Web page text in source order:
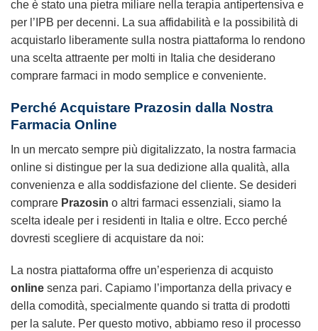
che è stato una pietra miliare nella terapia antipertensiva e
per l’IPB per decenni. La sua affidabilità e la possibilità di
acquistarlo liberamente sulla nostra piattaforma lo rendono
una scelta attraente per molti in Italia che desiderano
comprare farmaci in modo semplice e conveniente.
Perché Acquistare Prazosin dalla Nostra
Farmacia Online
In un mercato sempre più digitalizzato, la nostra farmacia
online si distingue per la sua dedizione alla qualità, alla
convenienza e alla soddisfazione del cliente. Se desideri
comprare Prazosin o altri farmaci essenziali, siamo la
scelta ideale per i residenti in Italia e oltre. Ecco perché
dovresti scegliere di acquistare da noi:
La nostra piattaforma offre un’esperienza di acquisto
online senza pari. Capiamo l’importanza della privacy e
della comodità, specialmente quando si tratta di prodotti
per la salute. Per questo motivo, abbiamo reso il processo